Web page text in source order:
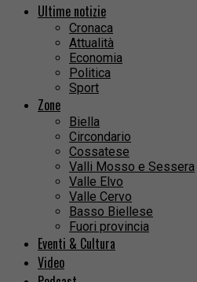
Ultime notizie
Cronaca
Attualità
Economia
Politica
Sport
Zone
Biella
Circondario
Cossatese
Valli Mosso e Sessera
Valle Elvo
Valle Cervo
Basso Biellese
Fuori provincia
Eventi & Cultura
Video